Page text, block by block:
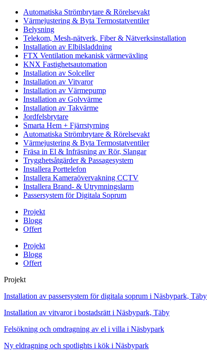
Automatiska Strömbrytare & Rörelsevakt
Värmejustering & Byta Termostatventiler
Belysning
Telekom, Mesh-nätverk, Fiber & Nätverksinstallation
Installation av Elbilsladdning
FTX Ventilation mekanisk värmeväxling
KNX Fastighetsautomation
Installation av Solceller
Installation av Vitvaror
Installation av Värmepump
Installation av Golvvärme
Installation av Takvärme
Jordfelsbrytare
Smarta Hem + Fjärrstyrning
Automatiska Strömbrytare & Rörelsevakt
Värmejustering & Byta Termostatventiler
Fräsa in El & Infräsning av Rör, Slangar
Trygghetsåtgärder & Passagesystem
Installera Porttelefon
Installera Kameraövervakning CCTV
Installera Brand- & Utrymningslarm
Passersystem för Digitala Soprum
Projekt
Blogg
Offert
Projekt
Blogg
Offert
Projekt
Installation av passersystem för digitala soprum i Näsbypark, Täby
Installation av vitvaror i bostadsrätt i Näsbypark, Täby
Felsökning och omdragning av el i villa i Näsbypark
Ny eldragning och spotlights i kök i Näsbypark